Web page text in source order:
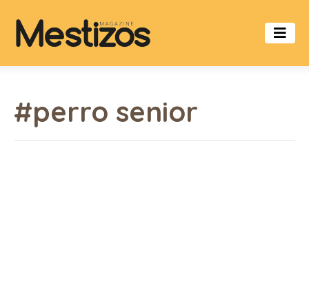
#perro senior